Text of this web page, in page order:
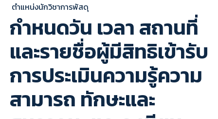
ตำแหน่งนักวิชาการพัสดุ
กำหนดวัน เวลา สถานที่
และรายชื่อผู้มีสิทธิเข้ารับ
การประเมินความรู้ความ
สามารถ ทักษะและ